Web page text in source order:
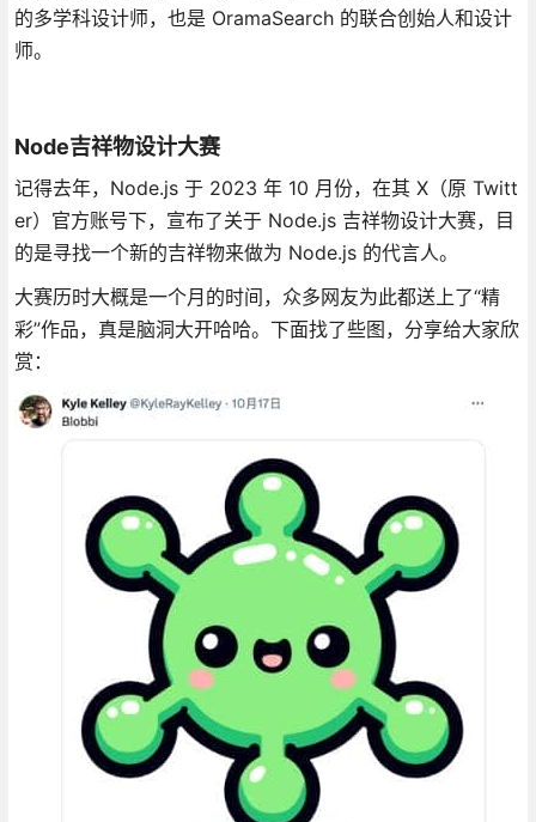
的多学科设计师，也是 OramaSearch 的联合创始人和设计
师。
Node吉祥物设计大赛
记得去年，Node.js 于 2023 年 10 月份，在其 X（原 Twitt
er）官方账号下，宣布了关于 Node.js 吉祥物设计大赛，目
的是寻找一个新的吉祥物来做为 Node.js 的代言人。
大赛历时大概是一个月的时间，众多网友为此都送上了“精
彩”作品，真是脑洞大开哈哈。下面找了些图，分享给大家欣
赏：